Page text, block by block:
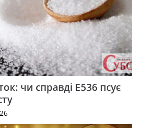
чи справді Е536 псує